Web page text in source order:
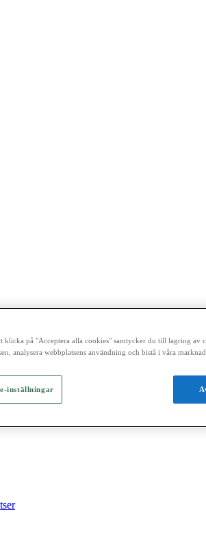
70-83
klicka på "Acceptera alla cookies" samtycker du till lagring av
analysera webbplatsens användning och bistå i våra
inställningar